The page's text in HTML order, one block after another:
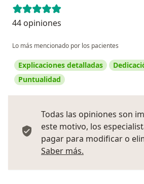
44 opiniones
Lo más mencionado por los pacientes
Explicaciones detalladas
Puntualidad
Todas las opiniones son
este motivo, los
pagar para modificar o
Saber más.